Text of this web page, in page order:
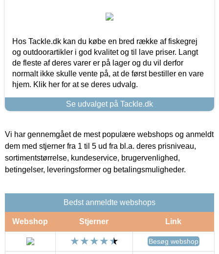
Hos Tackle.dk kan du købe en bred række af fiskegrej
og outdoorartikler i god kvalitet og til lave priser. Langt
de fleste af deres varer er på lager og du vil derfor
normalt ikke skulle vente på, at de først bestiller en vare
hjem. Klik her for at se deres udvalg.
Se udvalget på Tackle.dk
Vi har gennemgået de mest populære webshops og anmeldt
dem med stjerner fra 1 til 5 ud fra bl.a. deres prisniveau,
sortimentstørrelse, kundeservice, brugervenlighed,
betingelser, leveringsformer og betalingsmuligheder.
Bedst anmeldte webshops
Webshop Stjerner Link
Besøg webshop